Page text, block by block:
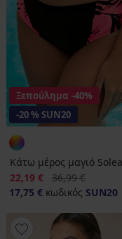
Ξεπούλημα -40%
-20 % SUN20
Κάτω μέρος μαγιό Solea
Έκπτωση
22,19 € Αρχική τιμή
36,99 €
17,75 € κωδικός SUN20